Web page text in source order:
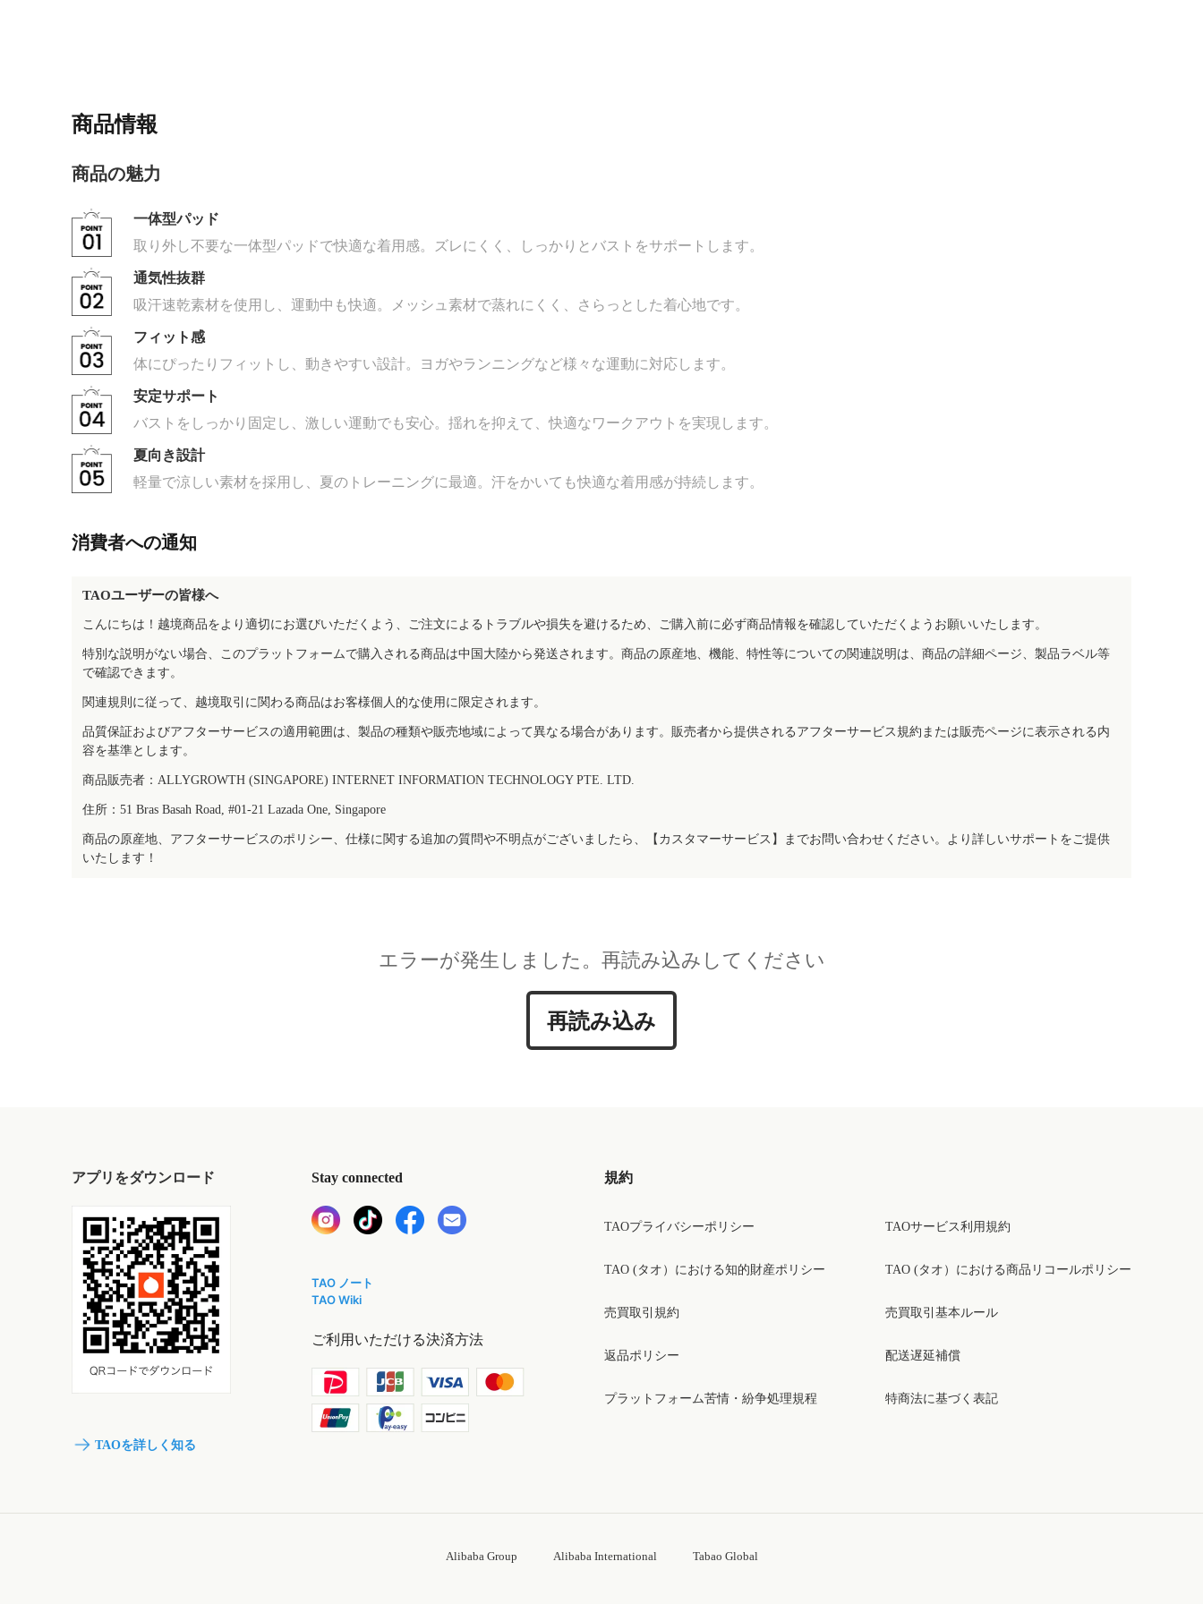
商品情報
商品の魅力
一体型パッド
取り外し不要な一体型パッドで快適な着用感。ズレにくく、しっかりとバストをサポートします。
通気性抜群
吸汗速乾素材を使用し、運動中も快適。メッシュ素材で蒸れにくく、さらっとした着心地です。
フィット感
体にぴったりフィットし、動きやすい設計。ヨガやランニングなど様々な運動に対応します。
安定サポート
バストをしっかり固定し、激しい運動でも安心。揺れを抑えて、快適なワークアウトを実現します。
夏向き設計
軽量で涼しい素材を採用し、夏のトレーニングに最適。汗をかいても快適な着用感が持続します。
消費者への通知
TAOユーザーの皆様へ
こんにちは！越境商品をより適切にお選びいただくよう、ご注文によるトラブルや損失を避けるため、ご購入前に必ず商品情報を確認していただくようお願いいたします。
特別な説明がない場合、このプラットフォームで購入される商品は中国大陸から発送されます。商品の原産地、機能、特性等についての関連説明は、商品の詳細ページ、製品ラベル等
で確認できます。
関連規則に従って、越境取引に関わる商品はお客様個人的な使用に限定されます。
品質保証およびアフターサービスの適用範囲は、製品の種類や販売地域によって異なる場合があります。販売者から提供されるアフターサービス規約または販売ページに表示される内
容を基準とします。
商品販売者：ALLYGROWTH (SINGAPORE) INTERNET INFORMATION TECHNOLOGY PTE. LTD.
住所：51 Bras Basah Road, #01-21 Lazada One, Singapore
商品の原産地、アフターサービスのポリシー、仕様に関する追加の質問や不明点がございましたら、【カスタマーサービス】までお問い合わせください。より詳しいサポートをご提供
いたします！
エラーが発生しました。再読み込みしてください
再読み込み
アプリをダウンロード
TAOを詳しく知る
Stay connected
TAO ノート
TAO Wiki
ご利用いただける決済方法
規約
TAOプライバシーポリシー
TAO (タオ）における知的財産ポリシー
売買取引規約
返品ポリシー
プラットフォーム苦情・紛争処理規程
TAOサービス利用規約
TAO (タオ）における商品リコールポリシー
売買取引基本ルール
配送遅延補償
特商法に基づく表記
Alibaba Group Alibaba International Tabao Global